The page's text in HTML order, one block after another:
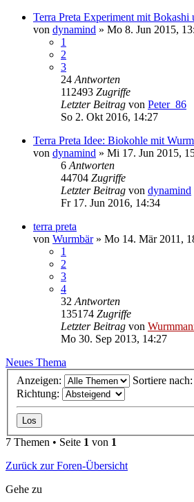
Terra Preta Experiment mit Bokashi
von dynamind » Mo 8. Jun 2015,
1
2
3
24 Antworten
112493 Zugriffe
Letzter Beitrag von Peter_86
So 2. Okt 2016, 14:27
Terra Preta Idee: Biokohle mit
von dynamind » Mi 17. Jun 2015,
6 Antworten
44704 Zugriffe
Letzter Beitrag von dynamind
Fr 17. Jun 2016, 14:34
terra preta
von Wurmbär» Mo 14. Mär 2011,
1
2
3
4
32 Antworten
135174 Zugriffe
Letzter Beitrag von
Mo 30. Sep 2013, 14:27
Neues Thema
Anzeigen:
Sortiere nach:
Richtung:
7 Themen • Seite 1 von 1
Zurück zur Foren-Übersicht
Gehe zu